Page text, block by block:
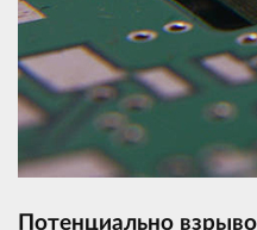
Потенциально